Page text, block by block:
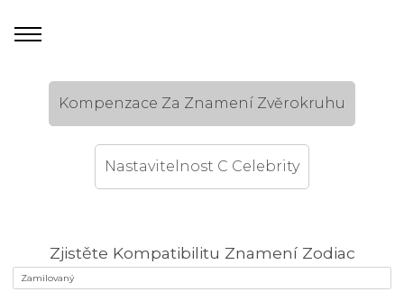
Kompenzace Za Znamení Zvěrokruhu
Nastavitelnost C Celebrity
Zjistěte Kompatibilitu Znamení Zodiac